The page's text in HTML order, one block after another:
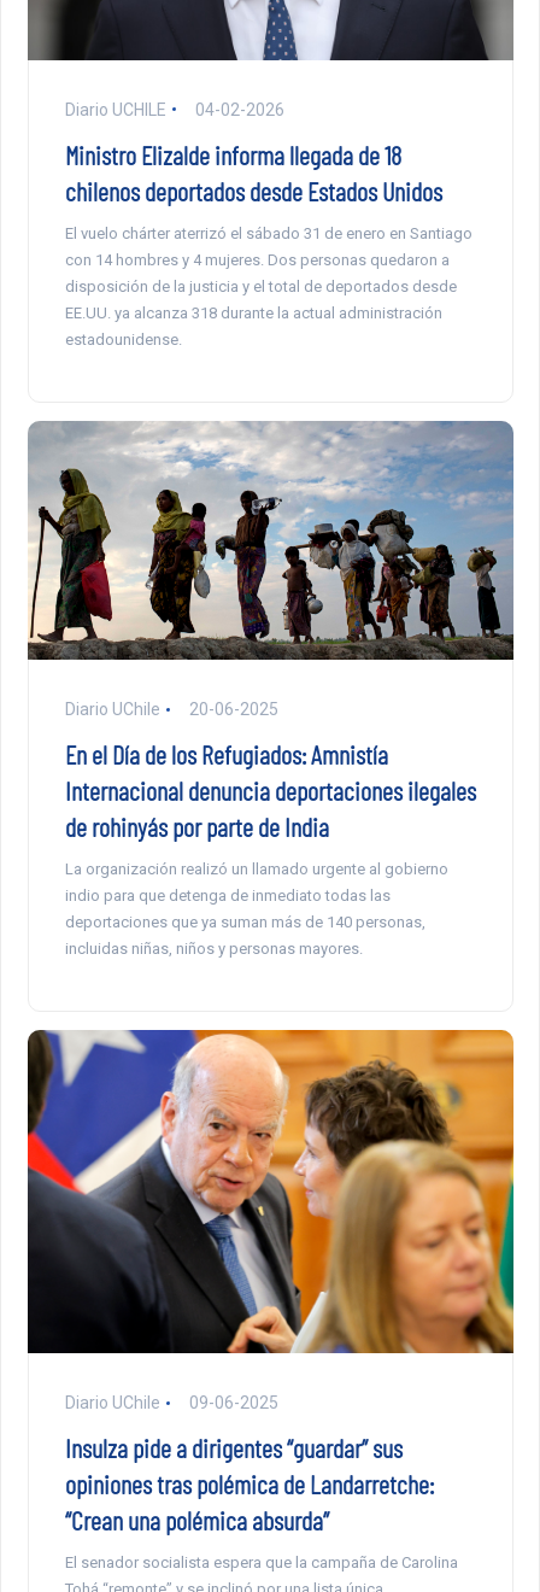
Diario UCHILE 04-02-2026
Ministro Elizalde informa llegada de 18
chilenos deportados desde Estados Unidos
El vuelo chárter aterrizó el sábado 31 de enero en Santiago
con 14 hombres y 4 mujeres. Dos personas quedaron a
disposición de la justicia y el total de deportados desde
EE.UU. ya alcanza 318 durante la actual administración
estadounidense.
Diario UChile 20-06-2025
En el Día de los Refugiados: Amnistía
Internacional denuncia deportaciones ilegales
de rohinyás por parte de India
La organización realizó un llamado urgente al gobierno
indio para que detenga de inmediato todas las
deportaciones que ya suman más de 140 personas,
incluidas niñas, niños y personas mayores.
Diario UChile 09-06-2025
Insulza pide a dirigentes “guardar” sus
opiniones tras polémica de Landarretche:
“Crean una polémica absurda”
El senador socialista espera que la campaña de Carolina